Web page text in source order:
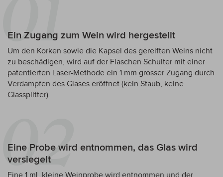
Ein Zugang zum Wein wird hergestellt
Um den Korken sowie die Kapsel des gereiften Weins nicht
zu beschädigen, wird auf der Flaschen Schulter mit einer
patentierten Laser-Methode ein 1 mm grosser Zugang durch
Verdampfen des Glases eröffnet (kein Staub, keine
Glassplitter).
Eine Probe wird entnommen, das Glas wird
versiegelt